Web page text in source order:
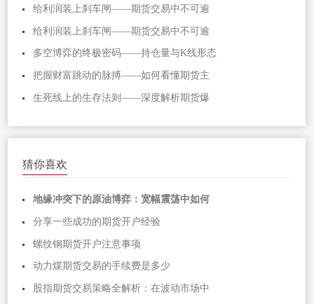
给利润装上刹车闸——期货交易中不可逾
给利润装上刹车闸——期货交易中不可逾
多空博弈的终极密码——持仓量与K线形态
把握财富跳动的脉搏——如何看懂期货主
生死线上的生存法则——深度解析期货爆
猜你喜欢
地缘冲突下的原油博弈：宽幅震荡中如何
分享一些成功的期货开户经验
螺纹钢期货开户注意事项
动力煤期货交易的手续费是多少
股指期货交易策略全解析：在波动市场中